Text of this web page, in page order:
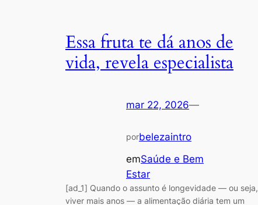
Essa fruta te dá anos de
vida, revela especialista
mar 22, 2026—
porbelezaintro
emSaúde e Bem
Estar
[ad_1] Quando o assunto é longevidade — ou seja,
viver mais anos — a alimentação diária tem um